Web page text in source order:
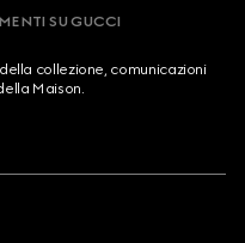
SU GUCCI
collezione, comunicazioni
Maison.